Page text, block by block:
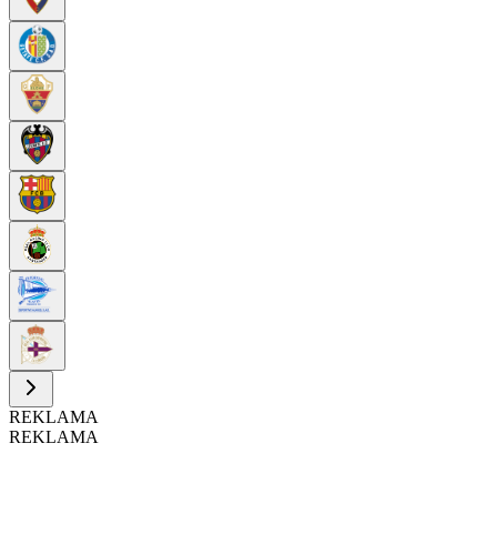
REKLAMA
REKLAMA